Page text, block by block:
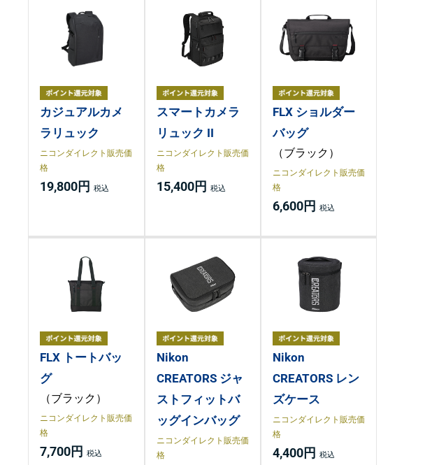
カジュアルカメ
ラリュック
ニコンダイレクト販売価
格
19,800円
スマートカメラ
リュック II
ニコンダイレクト販売価
格
15,400円
FLX ショルダー
バッグ
（ブラック）
ニコンダイレクト販売価
格
6,600円
FLX トートバッ
グ
（ブラック）
ニコンダイレクト販売価
格
7,700円
Nikon
CREATORS ジャ
ストフィットバ
ッグインバッグ
ニコンダイレクト販売価
格
Nikon
CREATORS レン
ズケース
ニコンダイレクト販売価
格
4,400円